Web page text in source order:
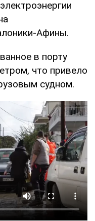
Афины.
в порту
что привело
судном.